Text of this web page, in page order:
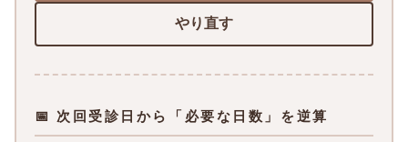
やり直す
📅 次回受診日から「必要な日数」を逆算